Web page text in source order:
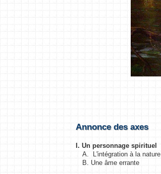
Annonce des axes
I. Un personnage spirituel
A. L'intégration à la nature
B. Une âme errante